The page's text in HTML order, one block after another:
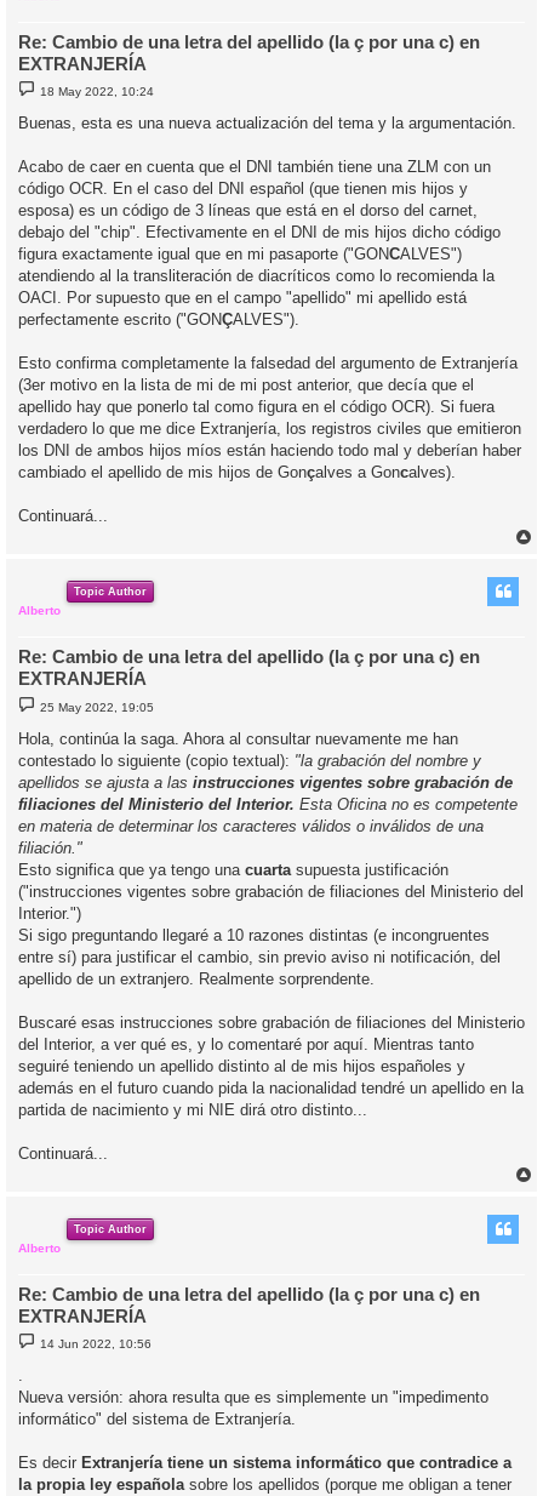
Re: Cambio de una letra del apellido (la ç por una c) en
EXTRANJERÍA
M
e
s
e
18 May 2022, 10:24
Buenas, esta es una nueva actualización del tema y la argumentación.
Acabo de caer en cuenta que el DNI también tiene una ZLM con un
código OCR. En el caso del DNI español (que tienen mis hijos y
esposa) es un código de 3 líneas que está en el dorso del carnet,
debajo del "chip". Efectivamente en el DNI de mis hijos dicho código
figura exactamente igual que en mi pasaporte ("GONCALVES")
atendiendo al la transliteración de diacríticos como lo recomienda la
OACI. Por supuesto que en el campo "apellido" mi apellido está
perfectamente escrito ("GONÇALVES").
Esto confirma completamente la falsedad del argumento de Extranjería
(3er motivo en la lista de mi de mi post anterior, que decía que el
apellido hay que ponerlo tal como figura en el código OCR). Si fuera
verdadero lo que me dice Extranjería, los registros civiles que emitieron
los DNI de ambos hijos míos están haciendo todo mal y deberían haber
cambiado el apellido de mis hijos de Gonçalves a Goncalves).
Continuará...
Topic Author
Alberto
Re: Cambio de una letra del apellido (la ç por una c) en
EXTRANJERÍA
M
e
n
s
a
e
25 May 2022, 19:05
Hola, continúa la saga. Ahora al consultar nuevamente me han
contestado lo siguiente (copio textual): "la grabación del nombre y
apellidos se ajusta a las instrucciones vigentes sobre grabación de
filiaciones del Ministerio del Interior. Esta Oficina no es competente
en materia de determinar los caracteres válidos o inválidos de una
filiación."
Esto significa que ya tengo una cuarta supuesta justificación
("instrucciones vigentes sobre grabación de filiaciones del Ministerio del
Interior.")
Si sigo preguntando llegaré a 10 razones distintas (e incongruentes
entre sí) para justificar el cambio, sin previo aviso ni notificación, del
apellido de un extranjero. Realmente sorprendente.
Buscaré esas instrucciones sobre grabación de filiaciones del Ministerio
del Interior, a ver qué es, y lo comentaré por aquí. Mientras tanto
seguiré teniendo un apellido distinto al de mis hijos españoles y
además en el futuro cuando pida la nacionalidad tendré un apellido en la
partida de nacimiento y mi NIE dirá otro distinto...
Continuará...
Topic Author
Alberto
Re: Cambio de una letra del apellido (la ç por una c) en
EXTRANJERÍA
M
e
a
e
14 Jun 2022, 10:56
.
Nueva versión: ahora resulta que es simplemente un "impedimento
informático" del sistema de Extranjería.
Es decir Extranjería tiene un sistema informático que contradice a
la propia ley españolasobre los apellidos (porque me obligan a tener